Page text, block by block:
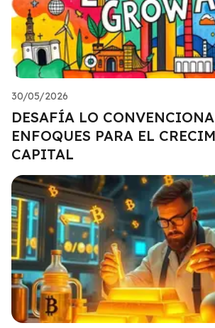
30/05/2026
DESAFÍA LO
ENFOQUES PARA EL
CAPITAL